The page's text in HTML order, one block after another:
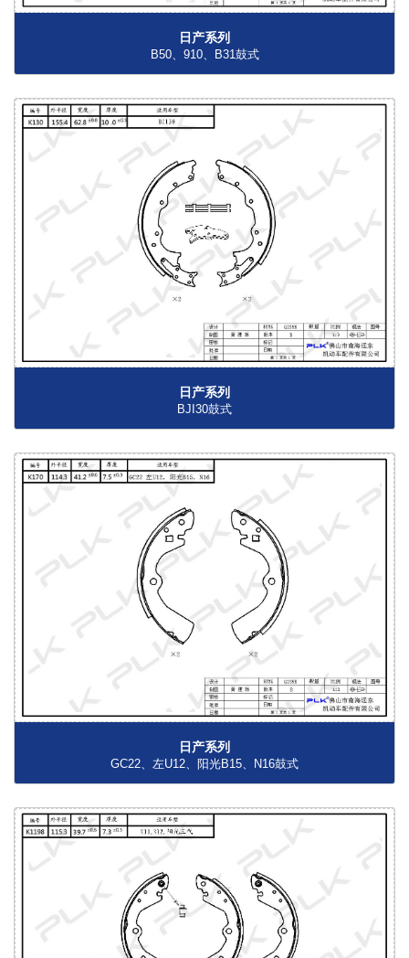
日产系列
B50、910、B31鼓式
日产系列
BJI30鼓式
日产系列
GC22、左U12、阳光B15、N16鼓式